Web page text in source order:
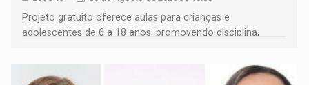
Projeto gratuito oferece aulas para crianças e
adolescentes de 6 a 18 anos, promovendo disciplina,